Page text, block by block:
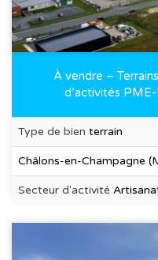
À vendre –
d’activités
Type de bien terrain
Châlons-en-Champagne
Secteur d'activité